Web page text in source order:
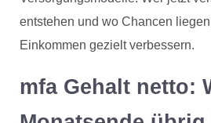
entstehen und wo Chancen
Einkommen gezielt verbessern.
mfa Gehalt netto: